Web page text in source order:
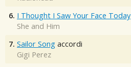
6. I Thought I Saw Your Face Today
She and Him
7. Sailor Song accordi
Gigi Perez